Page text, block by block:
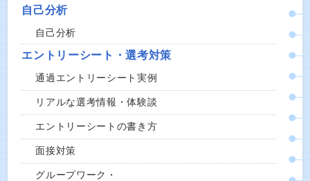
自己分析
自己分析
エントリーシート・選考対策
通過エントリーシート実例
リアルな選考情報・体験談
エントリーシートの書き方
面接対策
グループワーク・